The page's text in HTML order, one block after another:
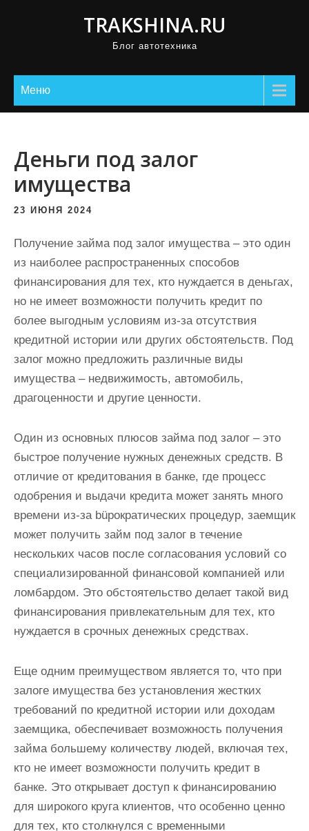
TRAKSHINA.RU
Блог автотехника
Меню
Деньги под залог
имущества
23 ИЮНЯ 2024
Получение займа под залог имущества – это один
из наиболее распространенных способов
финансирования для тех, кто нуждается в деньгах,
но не имеет возможности получить кредит по
более выгодным условиям из-за отсутствия
кредитной истории или других обстоятельств. Под
залог можно предложить различные виды
имущества – недвижимость, автомобиль,
драгоценности и другие ценности.
Один из основных плюсов займа под залог – это
быстрое получение нужных денежных средств. В
отличие от кредитования в банке, где процесс
одобрения и выдачи кредита может занять много
времени из-за büрократических процедур, заемщик
может получить займ под залог в течение
нескольких часов после согласования условий со
специализированной финансовой компанией или
ломбардом. Это обстоятельство делает такой вид
финансирования привлекательным для тех, кто
нуждается в срочных денежных средствах.
Еще одним преимуществом является то, что при
залоге имущества без установления жестких
требований по кредитной истории или доходам
заемщика, обеспечивает возможность получения
займа большему количеству людей, включая тех,
кто не имеет возможности получить кредит в
банке. Это открывает доступ к финансированию
для широкого круга клиентов, что особенно ценно
для тех, кто столкнулся с временными